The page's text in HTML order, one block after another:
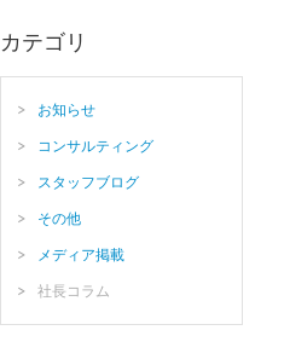
カテゴリ
お知らせ
コンサルティング
スタッフブログ
その他
メディア掲載
社長コラム